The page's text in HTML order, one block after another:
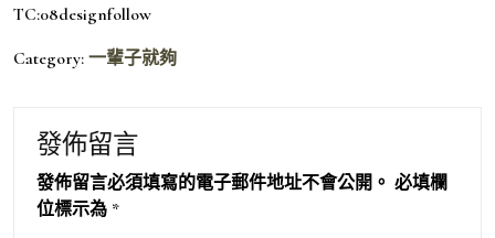
TC:08designfollow
Category: 一輩子就夠
發佈留言
發佈留言必須填寫的電子郵件地址不會公開。 必填欄
位標示為 *